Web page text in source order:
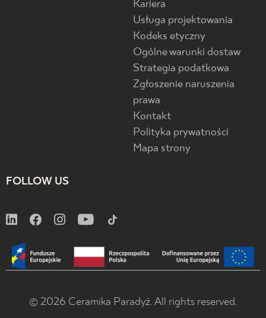
Kariera
Usługa projektowania
Kodeks etyczny
Ogólne warunki dostaw
Strategia podatkowa
Zgłoszenie naruszenia
prawa
Kontakt
Polityka prywatności
Mapa strony
FOLLOW US
© 2026 Ceramika Paradyż. All rights reserved.